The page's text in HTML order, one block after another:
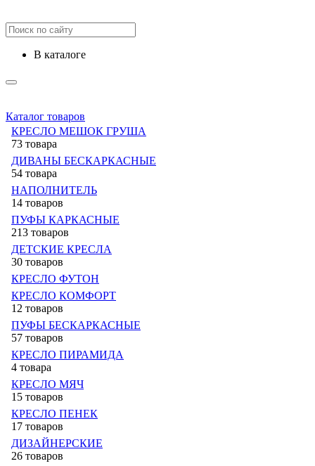
в каталоге
Каталог товаров
КРЕСЛО МЕШОК ГРУША
73 товара
ДИВАНЫ БЕСКАРКАСНЫЕ
54 товара
НАПОЛНИТЕЛЬ
14 товаров
ПУФЫ КАРКАСНЫЕ
213 товаров
ДЕТСКИЕ КРЕСЛА
30 товаров
КРЕСЛО ФУТОН
КРЕСЛО КОМФОРТ
12 товаров
ПУФЫ БЕСКАРКАСНЫЕ
57 товаров
КРЕСЛО ПИРАМИДА
4 товара
КРЕСЛО МЯЧ
15 товаров
КРЕСЛО ПЕНЕК
17 товаров
ДИЗАЙНЕРСКИЕ
26 товаров